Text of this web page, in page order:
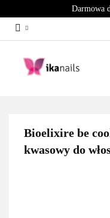
Darmowa
Bioelixire be
kwasowy do